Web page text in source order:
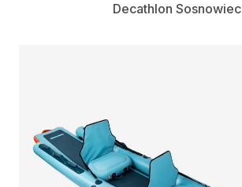
Decathlon Sosnowiec